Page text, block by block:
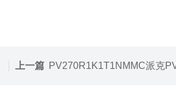
上一篇 PV270R1K1T1NMMC派克PV270柱塞泵现货捡漏价